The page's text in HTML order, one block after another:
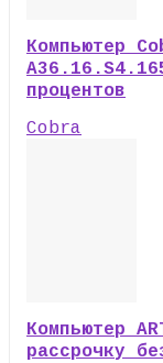
Компьютер
процентов
Cobra
Компьютер
рассрочку